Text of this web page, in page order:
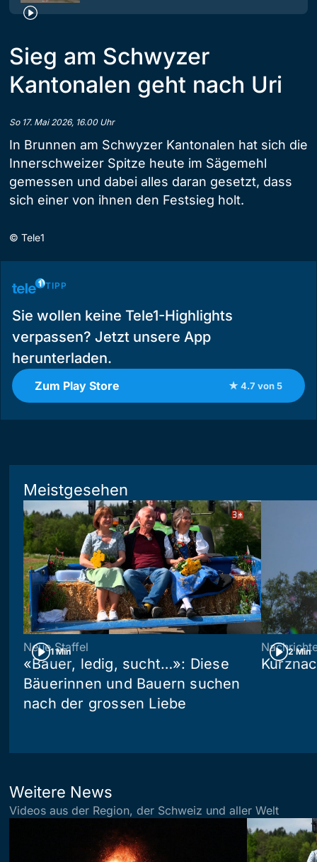
Sieg am Schwyzer
Kantonalen geht nach Uri
So 17. Mai 2026, 16.00 Uhr
In Brunnen am Schwyzer Kantonalen hat sich die
Innerschweizer Spitze heute im Sägemehl
gemessen und dabei alles daran gesetzt, dass
sich einer von ihnen den Festsieg holt.
© Tele1
TIPP
Sie wollen keine Tele1-Highlights
verpassen? Jetzt unsere App
herunterladen.
Zum Play Store ★ 4.7 von 5
Meistgesehen
1 Min
Neue Staffel
«Bauer, ledig, sucht…»: Diese
Bäuerinnen und Bauern suchen
nach der grossen Liebe
2 Min
Weitere News
Videos aus der Region, der Schweiz und aller Welt